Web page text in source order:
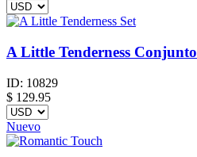
A Little Tenderness Conjunto
ID: 10829
$ 129.95
Nuevo